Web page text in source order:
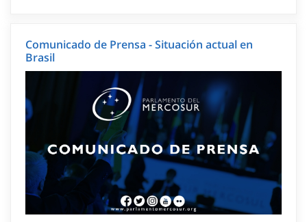
Comunicado de Prensa - Situación actual en
Brasil